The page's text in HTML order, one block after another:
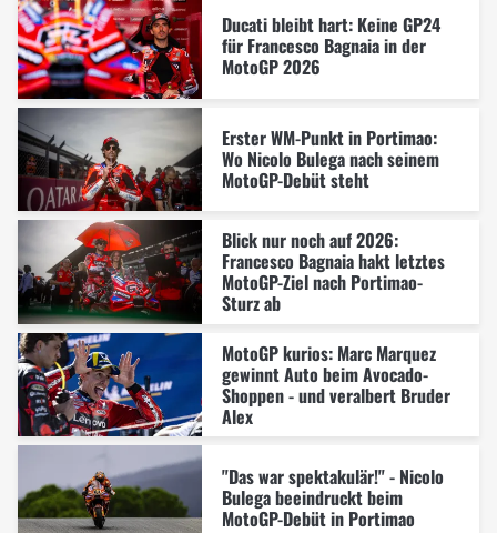
Ducati bleibt hart: Keine GP24
für Francesco Bagnaia in der
MotoGP 2026
Erster WM-Punkt in Portimao:
Wo Nicolo Bulega nach seinem
MotoGP-Debüt steht
Blick nur noch auf 2026:
Francesco Bagnaia hakt letztes
MotoGP-Ziel nach Portimao-
Sturz ab
MotoGP kurios: Marc Marquez
gewinnt Auto beim Avocado-
Shoppen - und veralbert Bruder
Alex
"Das war spektakulär!" - Nicolo
Bulega beeindruckt beim
MotoGP-Debüt in Portimao